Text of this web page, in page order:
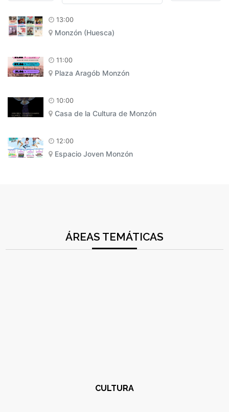
13:00
Monzón (Huesca)
11:00
Plaza Aragób Monzón
10:00
Casa de la Cultura de Monzón
12:00
Espacio Joven Monzón
ÁREAS TEMÁTICAS
CULTURA